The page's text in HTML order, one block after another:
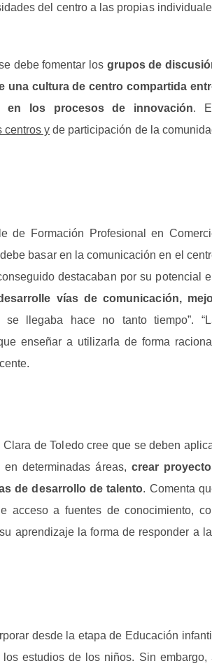
del centro a las propias
debe fomentar los grupos de
una cultura de centro compartida
los procesos de innovación.
centros yde participación de la
de Formación Profesional en
basar en la comunicación en el
destacaban por su potencial
vías de comunicación,
se llegaba hace no tanto tiempo”.
enseñar a utilizarla de forma
de Toledo cree que se deben
determinadas áreas, crear
de desarrollo de talento. Comenta
acceso a fuentes de conocimiento,
aprendizaje la forma de responder a
desde la etapa de Educación
estudios de los niños. Sin embargo,